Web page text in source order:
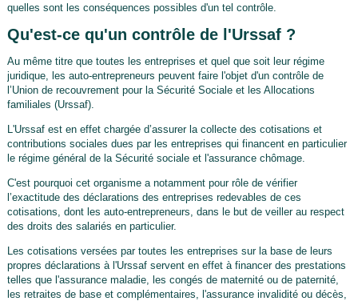
quelles sont les conséquences possibles d'un tel contrôle.
Qu'est-ce qu'un contrôle de l'Urssaf ?
Au même titre que toutes les entreprises et quel que soit leur régime
juridique, les auto-entrepreneurs peuvent faire l'objet d'un contrôle de
l’Union de recouvrement pour la Sécurité Sociale et les Allocations
familiales (Urssaf).
L'Urssaf est en effet chargée d’assurer la collecte des cotisations et
contributions sociales dues par les entreprises qui financent en particulier
le régime général de la Sécurité sociale et l'assurance chômage.
C'est pourquoi cet organisme a notamment pour rôle de vérifier
l’exactitude des déclarations des entreprises redevables de ces
cotisations, dont les auto-entrepreneurs, dans le but de veiller au respect
des droits des salariés en particulier.
Les cotisations versées par toutes les entreprises sur la base de leurs
propres déclarations à l'Urssaf servent en effet à financer des prestations
telles que l'assurance maladie, les congés de maternité ou de paternité,
les retraites de base et complémentaires, l'assurance invalidité ou décès,